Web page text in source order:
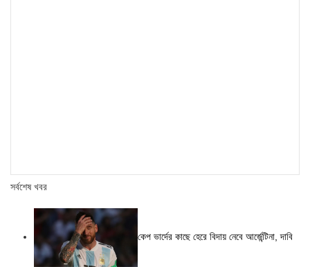
সর্বশেষ খবর
কেপ ভার্দের কাছে হেরে বিদায় নেবে আর্জেন্টিনা, দাবি